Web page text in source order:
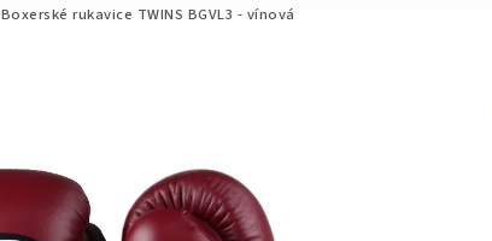
Boxerské rukavice TWINS BGVL3 - vínová